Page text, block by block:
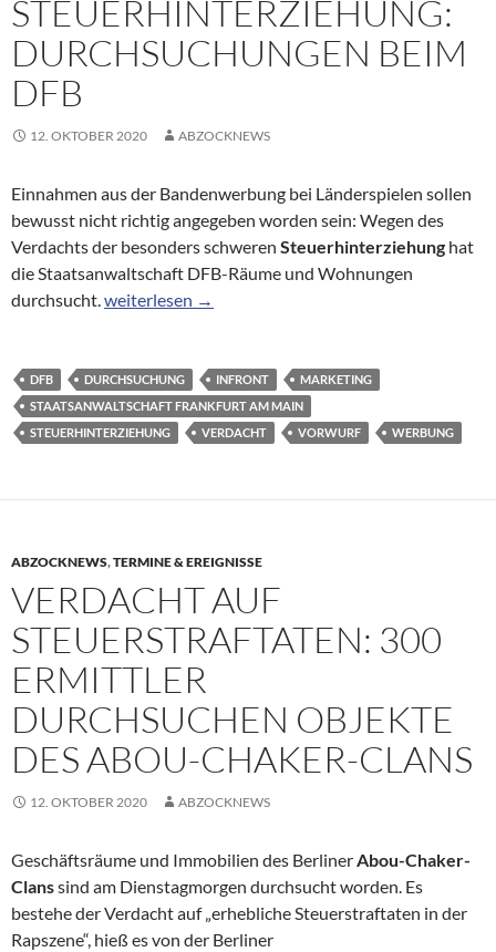
STEUERHINTERZIEHUNG:
DURCHSUCHUNGEN BEIM
DFB
12. OKTOBER 2020 ABZOCKNEWS
Einnahmen aus der Bandenwerbung bei Länderspielen sollen
bewusst nicht richtig angegeben worden sein: Wegen des
Verdachts der besonders schweren Steuerhinterziehung hat
die Staatsanwaltschaft DFB-Räume und Wohnungen
durchsucht.Verdacht der schweren Steuerhinterziehung:
weiterlesen →
DFB DURCHSUCHUNG INFRONT
MARKETING
STAATSANWALTSCHAFT FRANKFURT AM MAIN
STEUERHINTERZIEHUNG
VERDACHT VORWURF WERBUNG
ABZOCKNEWS,TERMINE & EREIGNISSE
VERDACHT AUF
STEUERSTRAFTATEN: 300
ERMITTLER
DURCHSUCHEN OBJEKTE
DES ABOU-CHAKER-CLANS
12. OKTOBER 2020 ABZOCKNEWS
Geschäftsräume und Immobilien des BerlinerAbou-Chaker-
Clanssind am Dienstagmorgen durchsucht worden. Es
bestehe der Verdacht auf „erhebliche Steuerstraftaten in der
Rapszene“, hieß es von der Berliner